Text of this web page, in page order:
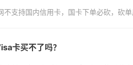
卡买不了吗？